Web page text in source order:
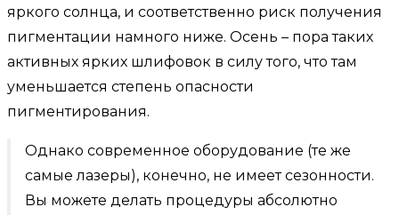
яркого солнца, и соответственно риск получения
пигментации намного ниже. Осень – пора таких
активных ярких шлифовок в силу того, что там
уменьшается степень опасности
пигментирования.
Однако современное оборудование (те же
самые лазеры), конечно, не имеет сезонности.
Вы можете делать процедуры абсолютно